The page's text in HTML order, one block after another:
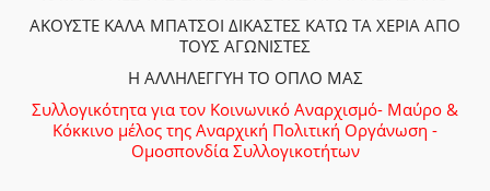
ΑΚΟΥΣΤΕ ΚΑΛΑ ΜΠΑΤΣΟΙ ΔΙΚΑΣΤΕΣ ΚΑΤΩ ΤΑ ΧΕΡΙΑ ΑΠΟ
ΤΟΥΣ ΑΓΩΝΙΣΤΕΣ
Η ΑΛΛΗΛΕΓΓΥΗ ΤΟ ΟΠΛΟ ΜΑΣ
Συλλογικότητα για τον Κοινωνικό Αναρχισμό- Μαύρο &
Κόκκινο μέλος της Αναρχική Πολιτική Οργάνωση -
Ομοσπονδία Συλλογικοτήτων